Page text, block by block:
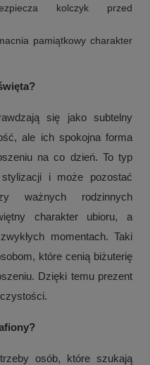
kolczyk przed
pamiątkowy charakter
się jako subtelny
ale ich spokojna forma
na co dzień. To typ
i może pozostać
ważnych rodzinnych
charakter ubioru, a
momentach. Taki
które cenią biżuterię
Dzięki temu prezent
osób, które szukają